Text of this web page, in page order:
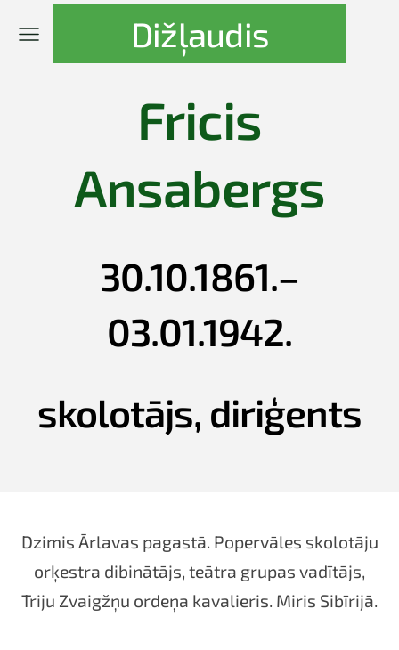
Dižļaudis
Fricis
Ansabergs
30.10.1861.–
03.01.1942.
skolotājs, diriģents
Dzimis Ārlavas pagastā. Popervāles skolotāju
orķestra dibinātājs, teātra grupas vadītājs,
Triju Zvaigžņu ordeņa kavalieris. Miris Sibīrijā.